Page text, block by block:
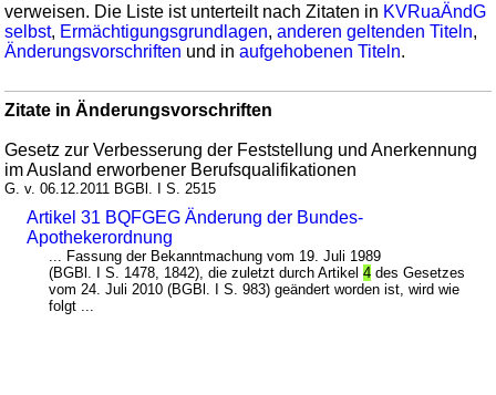
verweisen. Die Liste ist unterteilt nach Zitaten in KVRuaÄndG
selbst, Ermächtigungsgrundlagen,anderen geltenden Titeln,
Änderungsvorschriften und inaufgehobenen Titeln.
Zitate in Änderungsvorschriften
Gesetz zur Verbesserung der Feststellung und Anerkennung
im Ausland erworbener Berufsqualifikationen
G. v. 06.12.2011 BGBl. I S. 2515
Artikel 31 BQFGEG Änderung der Bundes-
Apothekerordnung
... Fassung der Bekanntmachung vom 19. Juli 1989
(BGBl. I S. 1478, 1842), die zuletzt durch Artikel4 des Gesetzes
vom 24. Juli 2010 (BGBl. I S. 983) geändert worden ist, wird wie
folgt ...